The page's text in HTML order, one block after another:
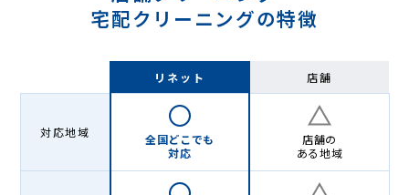
宅配クリーニングの特徴
リネット 店舗
対応地域
全国どこでも
対応
店舗の
ある地域